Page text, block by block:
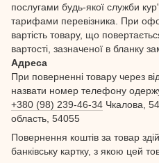
послугами будь-якої служби
тарифами перевізника. При
вартість товару, що
вартості, зазначеної в бланку
Адреса
При поверненні товару через
назвати номер телефону
+380 (98) 239-46-34 Чкалова,
область, 54055
Повернення коштів за товар
банківську картку, з якою цей